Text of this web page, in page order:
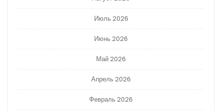
Июль 2026
Июнь 2026
Май 2026
Апрель 2026
Февраль 2026